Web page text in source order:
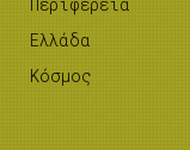
Ελλάδα
Κόσμος